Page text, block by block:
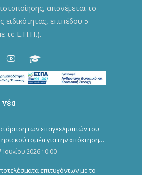
απονέμεται το
ειδικότητας, επιπέδου 5
το Ε.Π.Π.).
νέα
των επαγγελματιών του
τομέα για την απόκτηση
επαγγελματικών
Ιουλίου 2026 10:00
επιτυχόντων με το